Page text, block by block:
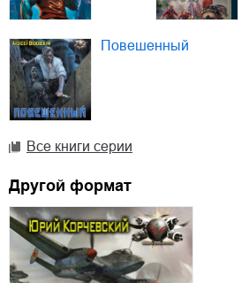
Повешенный
Все книги серии
Другой формат